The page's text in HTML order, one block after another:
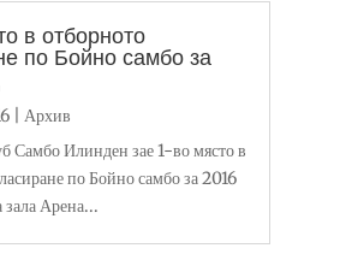
в отборното
по Бойно самбо за
| Архив
Самбо Илинден зае 1-во място в
по Бойно самбо за 2016
зала Арена...